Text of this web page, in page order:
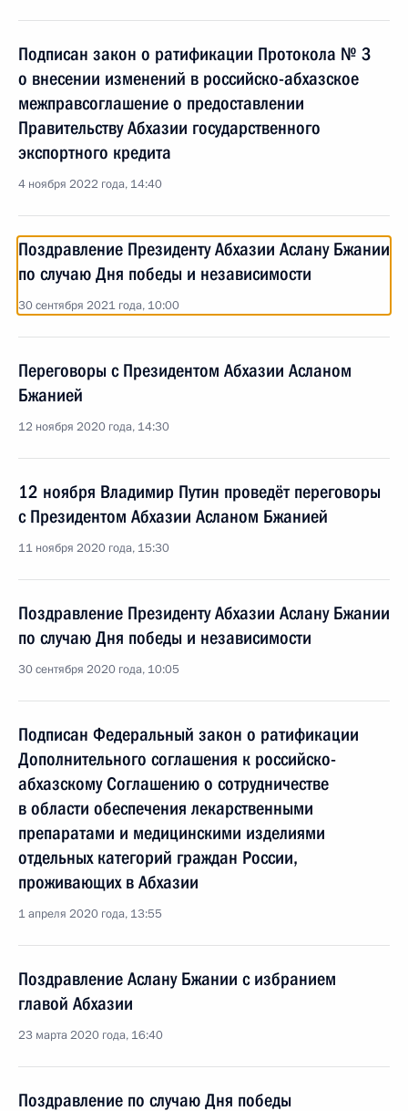
Подписан закон о ратификации Протокола № 3
о внесении изменений в российско-абхазское
межправсоглашение о предоставлении
Правительству Абхазии государственного
экспортного кредита
4 ноября 2022 года, 14:40
Поздравление Президенту Абхазии Аслану Бжании
по случаю Дня победы и независимости
30 сентября 2021 года, 10:00
Переговоры с Президентом Абхазии Асланом
Бжанией
12 ноября 2020 года, 14:30
12 ноября Владимир Путин проведёт переговоры
с Президентом Абхазии Асланом Бжанией
11 ноября 2020 года, 15:30
Поздравление Президенту Абхазии Аслану Бжании
по случаю Дня победы и независимости
30 сентября 2020 года, 10:05
Подписан Федеральный закон о ратификации
Дополнительного соглашения к российско-
абхазскому Соглашению о сотрудничестве
в области обеспечения лекарственными
препаратами и медицинскими изделиями
отдельных категорий граждан России,
проживающих в Абхазии
1 апреля 2020 года, 13:55
Поздравление Аслану Бжании с избранием
главой Абхазии
23 марта 2020 года, 16:40
Поздравление по случаю Дня победы